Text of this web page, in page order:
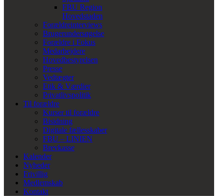
FBU Region
Hovedstaden
Forældreinterviews
Brugerundersøgelse
Forældre i Fokus
Medarbejdere
Hovedbestyrelsen
Presse
Vedtægter
Etik & Værdier
Privatlivspolitik
Til forældre
Kurser til forældre
Bisidning
Digitale fællesskaber
FBU – LINIEN
Brevkasse
Kalender
Nyheder
Frivillig
Medlemskab
Kontakt